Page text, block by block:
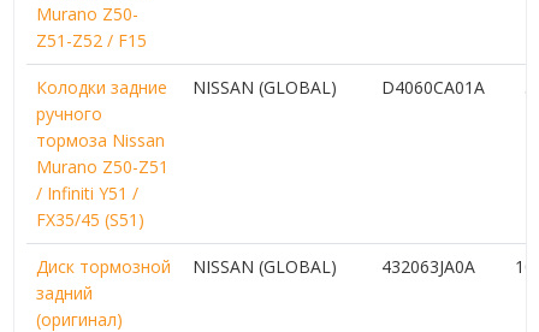
Murano Z50-
Z51-Z52 / F15
Колодки задние
ручного
тормоза Nissan
Murano Z50-Z51
/ Infiniti Y51 /
FX35/45 (S51)
NISSAN (GLOBAL) D4060CA01A 5
Диск тормозной
задний
(оригинал)
NISSAN (GLOBAL) 432063JA0A